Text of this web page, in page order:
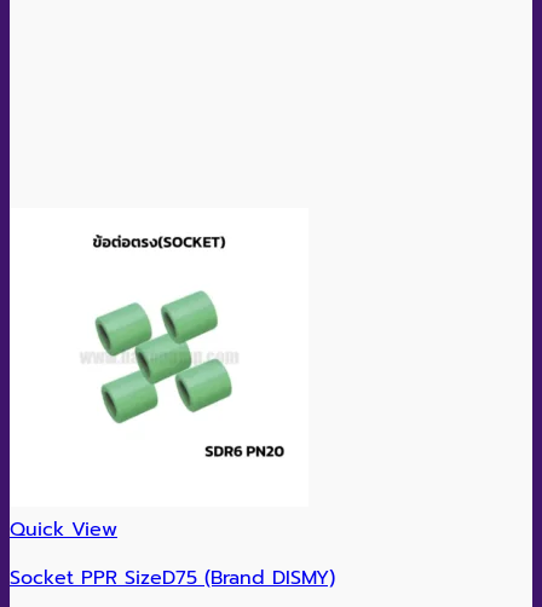
Quick View
Socket PPR SizeD75 (Brand DISMY)